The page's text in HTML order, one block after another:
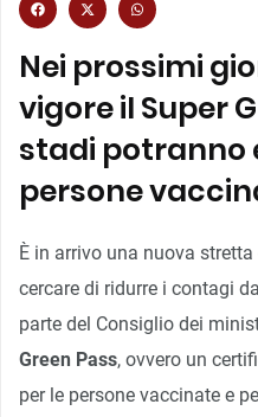
Nei prossimi
vigore il Super
stadi potranno
persone
È in arrivo una nuova
cercare di ridurre i contagi
parte del Consiglio dei
Green Pass, ovvero un
per le persone vaccinate e